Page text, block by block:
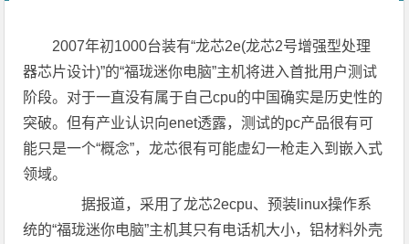
2007年初1000台装有“龙芯2e(龙芯2号增强型处理
器芯片设计)”的“福珑迷你电脑”主机将进入首批用户测试
阶段。对于一直没有属于自己cpu的中国确实是历史性的
突破。但有产业认识向enet透露，测试的pc产品很有可
能只是一个“概念”，龙芯很有可能虚幻一枪走入到嵌入式
领域。
据报道，采用了龙芯2ecpu、预装linux操作系
统的“福珑迷你电脑”主机其只有电话机大小，铝材料外壳